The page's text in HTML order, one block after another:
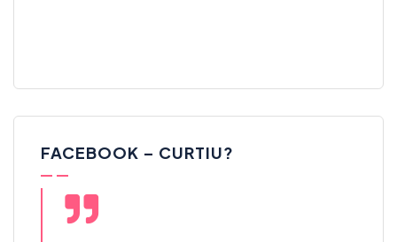
FACEBOOK – CURTIU?